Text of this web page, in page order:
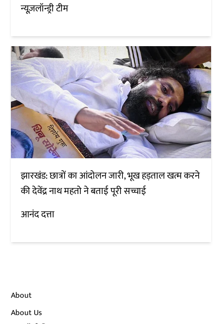
न्यूज़लॉन्ड्री टीम
झारखंड: छात्रों का आंदोलन जारी, भूख हड़ताल खत्म करने
की देवेंद्र नाथ महतो ने बताई पूरी सच्चाई
आनंद दत्ता
About
About Us